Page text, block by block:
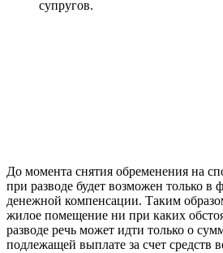
супругов.
До момента снятия обременения на
при разводе будет возможен только в
денежной компенсации. Таким
жилое помещение ни при каких
разводе речь может идти только о
подлежащей выплате за счет средств